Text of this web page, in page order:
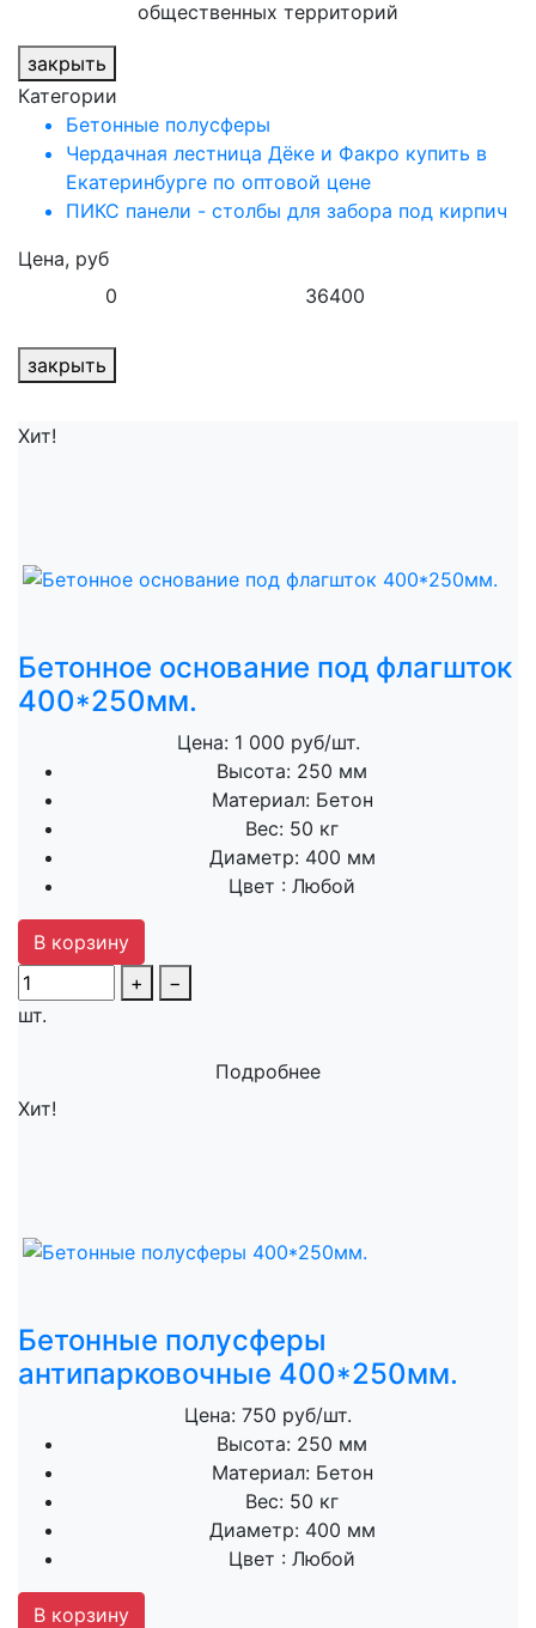
общественных территорий
закрыть
Категории
Бетонные полусферы
Чердачная лестница Дёке и Факро купить в
Екатеринбурге по оптовой цене
ПИКС панели - столбы для забора под кирпич
Цена, руб
закрыть
Хит!
Бетонное основание под флагшток
400*250мм.
Цена: 1 000 руб/шт.
Высота: 250 мм
Материал: Бетон
Вес: 50 кг
Диаметр: 400 мм
Цвет : Любой
В корзину
+
−
шт.
Подробнее
Хит!
Бетонные полусферы
антипарковочные 400*250мм.
Цена: 750 руб/шт.
Высота: 250 мм
Материал: Бетон
Вес: 50 кг
Диаметр: 400 мм
Цвет : Любой
В корзину